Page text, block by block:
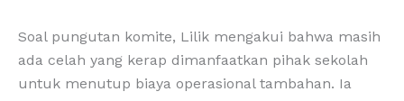
Soal pungutan komite, Lilik mengakui bahwa masih
ada celah yang kerap dimanfaatkan pihak sekolah
untuk menutup biaya operasional tambahan. Ia